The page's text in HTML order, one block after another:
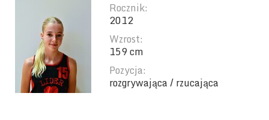
Rocznik:
2012
Wzrost:
159 cm
Pozycja:
rozgrywająca / rzucająca